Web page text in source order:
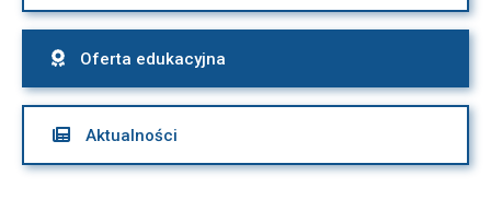
 Oferta edukacyjna
 Aktualności